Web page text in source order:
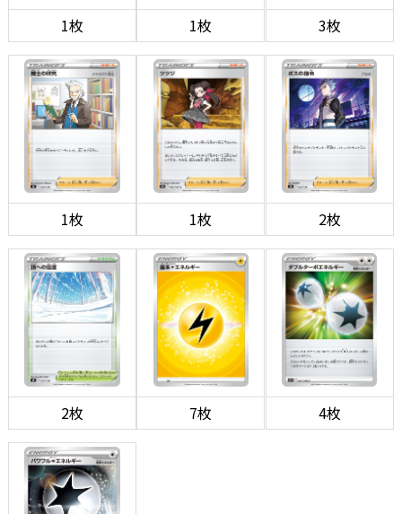
1枚 1枚 3枚
1枚 1枚 2枚
2枚 7枚 4枚